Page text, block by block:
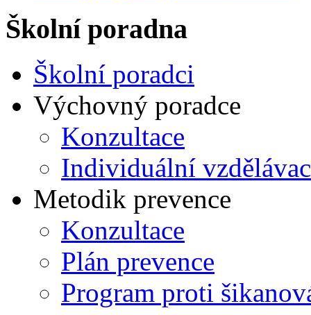
Školní poradna
Školní poradci
Výchovný poradce
Konzultace
Individuální
Metodik prevence
Konzultace
Plán prevence
Program proti